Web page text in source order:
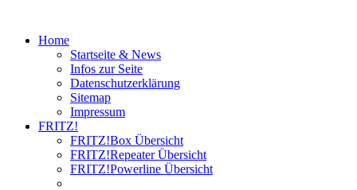
Home
Startseite & News
Infos zur Seite
Datenschutzerklärung
Sitemap
Impressum
FRITZ!
FRITZ!Box Übersicht
FRITZ!Repeater Übersicht
FRITZ!Powerline Übersicht